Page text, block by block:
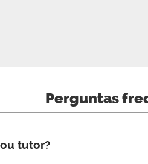
Perguntas
tutor?